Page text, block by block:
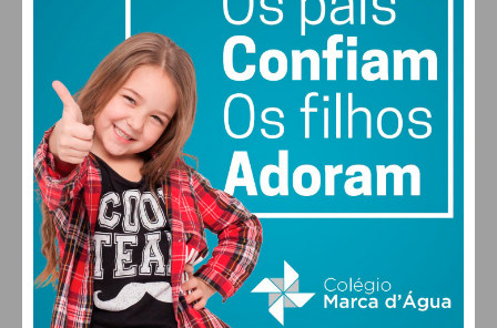
PAÇOS DE FERREIRA